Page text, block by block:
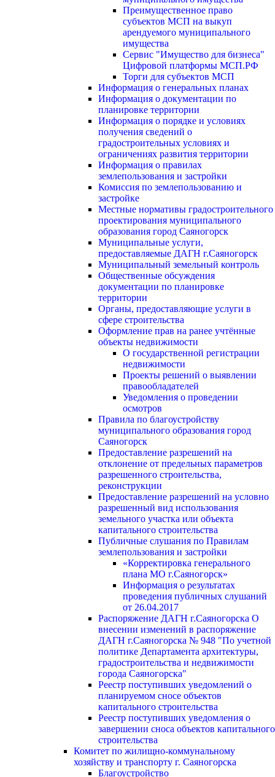
Преимущественное право
субъектов МСП на выкуп
арендуемого муниципального
имущества
Сервис "Имущество для бизнеса"
Цифровой платформы МСП.РФ
Торги для субъектов МСП
Информация о генеральных планах
Информация о документации по
планировке территории
Информация о порядке и условиях
получения сведений о
градостроительных условиях и
ограничениях развития территории
Информация о правилах
землепользования и застройки
Комиссия по землепользованию и
застройке
Местные нормативы градостроительного
проектирования муниципального
образования город Саяногорск
Муниципальные услуги,
предоставляемые ДАГН г.Саяногорск
Муниципальный земельный контроль
Общественные обсуждения
документации по планировке
территории
Органы, предоставляющие услуги в
сфере строительства
Оформление прав на ранее учтённые
объекты недвижимости
О государственной регистрации
недвижимости
Проекты решений о выявлении
правообладателей
Уведомления о проведении
осмотров
Правила по благоустройству
муниципального образования город
Саяногорск
Предоставление разрешений на
отклонение от предельных параметров
разрешенного строительства,
реконструкции
Предоставление разрешений на условно
разрешенный вид использования
земельного участка или объекта
капитального строительства
Публичные слушания по Правилам
землепользования и застройки
«Корректировка генерального
плана МО г.Саяногорск»
Информация о результатах
проведения публичных слушаний
от 26.04.2017
Распоряжение ДАГН г.Саяногорска О
внесении изменений в распоряжение
ДАГН г.Саяногорска № 948 "По учетной
политике Департамента архитектуры,
градостроительства и недвижимости
города Саяногорска"
Реестр поступивших уведомлений о
планируемом сносе объектов
капитального строительства
Реестр поступивших уведомления о
завершении сноса объектов капитального
строительства
Комитет по жилищно-коммунальному
хозяйству и транспорту г. Саяногорска
Благоустройство